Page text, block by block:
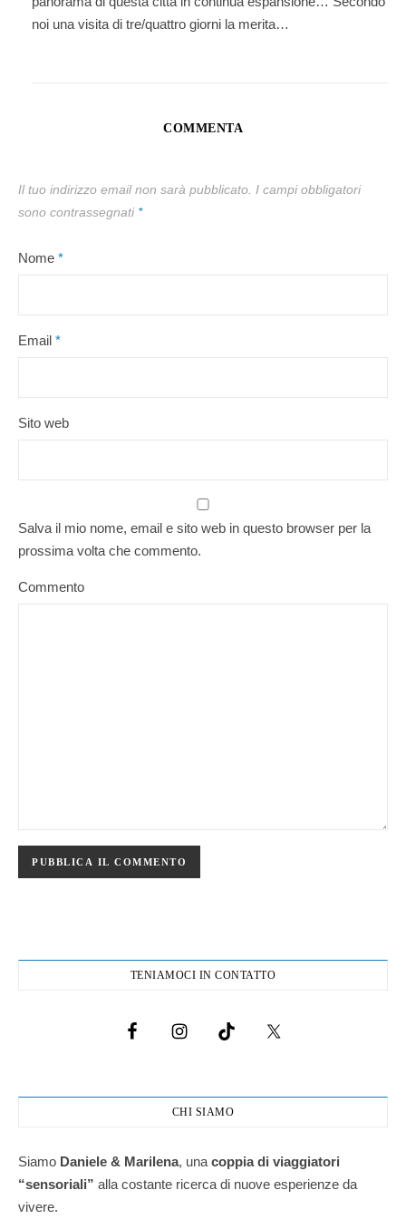
noi una visita di tre/quattro giorni la merita…
COMMENTA
Il tuo indirizzo email non sarà pubblicato. I campi obbligatori
sono contrassegnati *
Nome *
Email *
Sito web
Salva il mio nome, email e sito web in questo browser per la
prossima volta che commento.
Commento
TENIAMOCI IN CONTATTO
CHI SIAMO
Siamo Daniele & Marilena, una coppia di viaggiatori
“sensoriali” alla costante ricerca di nuove esperienze da
vivere.